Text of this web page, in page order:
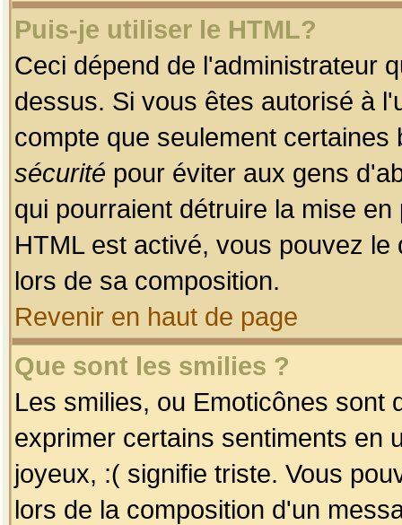
Puis-je utiliser le HTML?
Ceci dépend de l'administrateur
dessus. Si vous êtes autorisé à
compte que seulement
sécurité pour éviter aux gens
qui pourraient détruire la mise
HTML est activé, vous pouvez
lors de sa composition.
Revenir en haut de page
Que sont les smilies ?
Les smilies, ou Emoticônes sont
exprimer certains sentiments en
joyeux, :( signifie triste. Vous
lors de la composition d'un